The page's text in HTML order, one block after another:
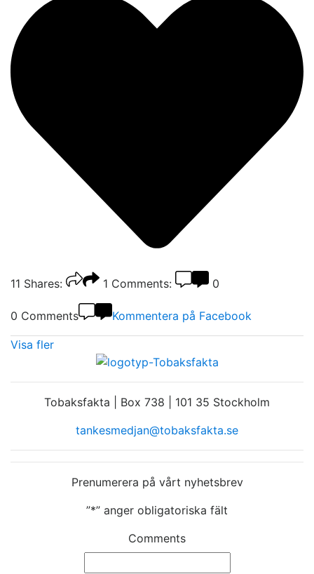
11 Shares: 1 Comments: 0
0 Comments Kommentera på Facebook
Visa fler
Tobaksfakta | Box 738 | 101 35 Stockholm
tankesmedjan@tobaksfakta.se
Prenumerera på vårt nyhetsbrev
”*” anger obligatoriska fält
Comments